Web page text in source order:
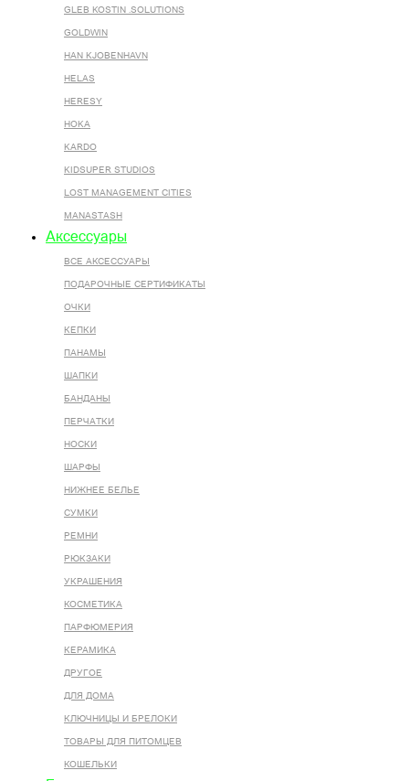
GLEB KOSTIN .SOLUTIONS
GOLDWIN
HAN KJOBENHAVN
HELAS
HERESY
HOKA
KARDO
KIDSUPER STUDIOS
LOST MANAGEMENT CITIES
MANASTASH
Аксессуары
ВСЕ AКСЕССУАРЫ
ПОДАРОЧНЫЕ СЕРТИФИКАТЫ
ОЧКИ
КЕПКИ
ПАНАМЫ
ШАПКИ
БАНДАНЫ
ПЕРЧАТКИ
НОСКИ
ШАРФЫ
НИЖНЕЕ БЕЛЬЕ
СУМКИ
РЕМНИ
РЮКЗАКИ
УКРАШЕНИЯ
КОСМЕТИКА
ПАРФЮМЕРИЯ
КЕРАМИКА
ДРУГОЕ
ДЛЯ ДОМА
КЛЮЧНИЦЫ И БРЕЛОКИ
ТОВАРЫ ДЛЯ ПИТОМЦЕВ
КОШЕЛЬКИ